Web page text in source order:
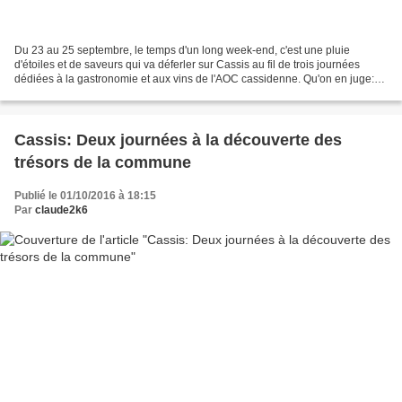
Du 23 au 25 septembre, le temps d'un long week-end, c'est une pluie
d'étoiles et de saveurs qui va déferler sur Cassis au fil de trois journées
dédiées à la gastronomie et aux vins de l'AOC cassidenne. Qu'on en juge:
Cassis: Deux journées à la découverte des
trésors de la commune
Publié le 01/10/2016 à 18:15
Par claude2k6